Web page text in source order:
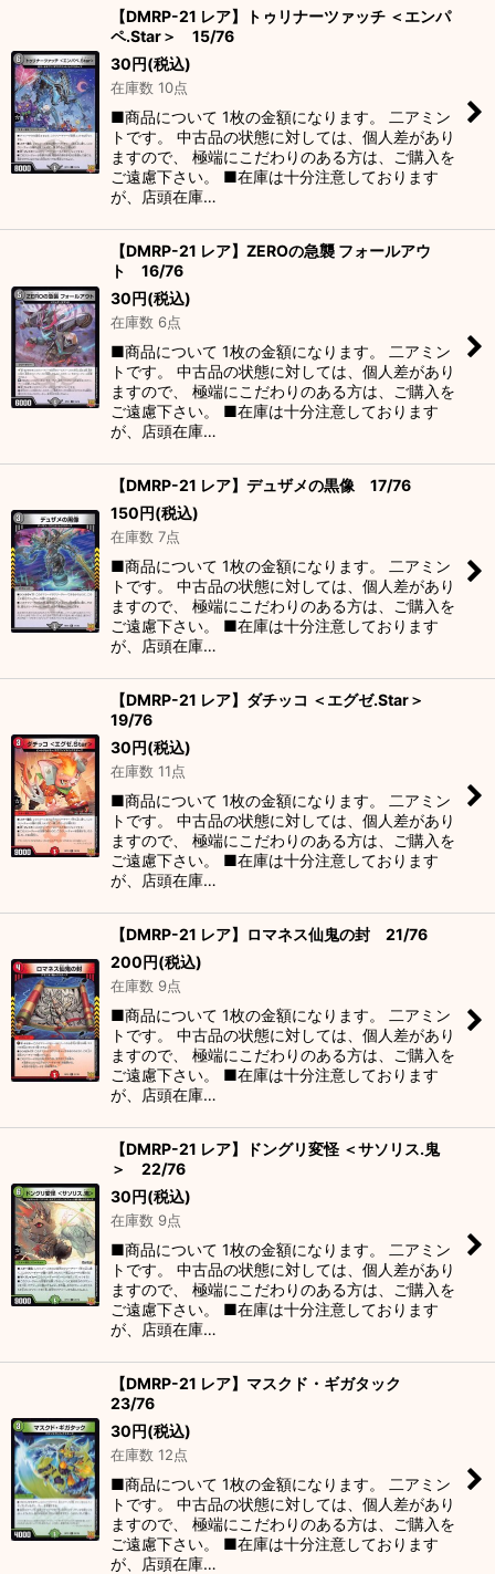
【DMRP-21 レア】トゥリナーツァッチ ＜エンパ
ペ.Star＞ 15/76
30円(税込)
在庫数 10点
■商品について 1枚の金額になります。 二アミン
トです。 中古品の状態に対しては、個人差があり
ますので、 極端にこだわりのある方は、ご購入を
ご遠慮下さい。 ■在庫は十分注意しております
が、店頭在庫…
【DMRP-21 レア】ZEROの急襲 フォールアウ
ト 16/76
30円(税込)
在庫数 6点
■商品について 1枚の金額になります。 二アミン
トです。 中古品の状態に対しては、個人差があり
ますので、 極端にこだわりのある方は、ご購入を
ご遠慮下さい。 ■在庫は十分注意しております
が、店頭在庫…
【DMRP-21 レア】デュザメの黒像 17/76
150円(税込)
在庫数 7点
■商品について 1枚の金額になります。 二アミン
トです。 中古品の状態に対しては、個人差があり
ますので、 極端にこだわりのある方は、ご購入を
ご遠慮下さい。 ■在庫は十分注意しております
が、店頭在庫…
【DMRP-21 レア】ダチッコ ＜エグゼ.Star＞
19/76
30円(税込)
在庫数 11点
■商品について 1枚の金額になります。 二アミン
トです。 中古品の状態に対しては、個人差があり
ますので、 極端にこだわりのある方は、ご購入を
ご遠慮下さい。 ■在庫は十分注意しております
が、店頭在庫…
【DMRP-21 レア】ロマネス仙鬼の封 21/76
200円(税込)
在庫数 9点
■商品について 1枚の金額になります。 二アミン
トです。 中古品の状態に対しては、個人差があり
ますので、 極端にこだわりのある方は、ご購入を
ご遠慮下さい。 ■在庫は十分注意しております
が、店頭在庫…
【DMRP-21 レア】ドングリ変怪 ＜サソリス.鬼
＞ 22/76
30円(税込)
在庫数 9点
■商品について 1枚の金額になります。 二アミン
トです。 中古品の状態に対しては、個人差があり
ますので、 極端にこだわりのある方は、ご購入を
ご遠慮下さい。 ■在庫は十分注意しております
が、店頭在庫…
【DMRP-21 レア】マスクド・ギガタック
23/76
30円(税込)
在庫数 12点
■商品について 1枚の金額になります。 二アミン
トです。 中古品の状態に対しては、個人差があり
ますので、 極端にこだわりのある方は、ご購入を
ご遠慮下さい。 ■在庫は十分注意しております
が、店頭在庫…